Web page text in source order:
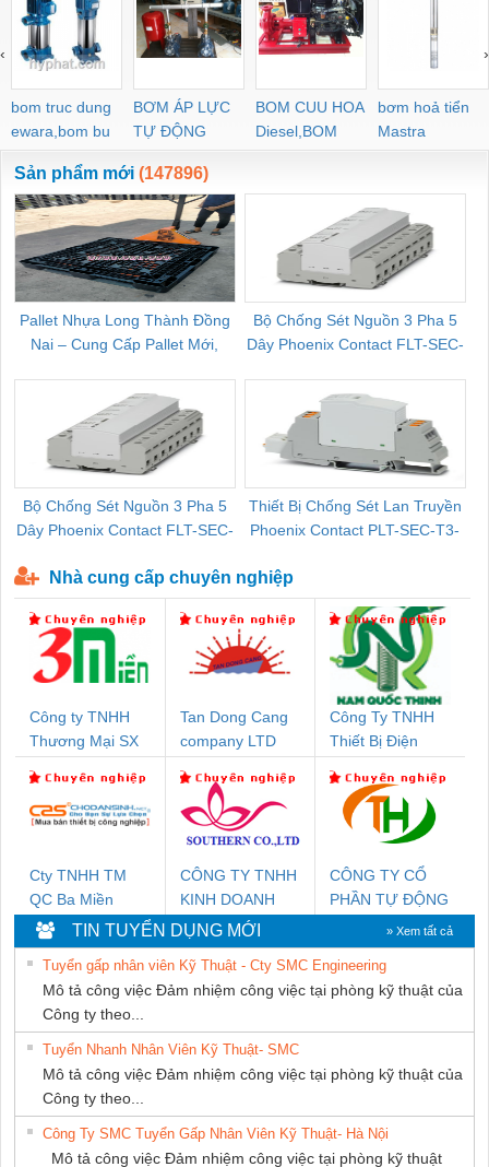
bom truc dung
ewara,bom bu
ewara
BƠM ÁP LỰC
TỰ ĐỘNG
BOM CUU HOA
Diesel,BOM
CHUA CHAY
bơm hoả tiển
Mastra
‹ ›
Sản phẩm mới (147896)
Pallet Nhựa Long Thành Đồng
Nai – Cung Cấp Pallet Mới,
Bộ Chống Sét Nguồn 3 Pha 5
Dây Phoenix Contact FLT-SEC-
Bộ Chống Sét Nguồn 3 Pha 5
Dây Phoenix Contact FLT-SEC-
Thiết Bị Chống Sét Lan Truyền
Phoenix Contact PLT-SEC-T3-
Nhà cung cấp chuyên nghiệp
Công ty TNHH
Thương Mại SX
Tan Dong Cang
company LTD
Công Ty TNHH
Thiết Bị Điện
Cty TNHH TM
QC Ba Miền
CÔNG TY TNHH
KINH DOANH
DỊCH VỤ XNK
PHƯƠNG NAM
CÔNG TY CỔ
PHẦN TỰ ĐỘNG
TIẾN HƯNG
TIN TUYỂN DỤNG MỚI » Xem tất cả
Tuyển gấp nhân viên Kỹ Thuật - Cty SMC Engineering
Mô tả công việc Đảm nhiệm công việc tại phòng kỹ thuật của
Công ty theo...
Tuyển Nhanh Nhân Viên Kỹ Thuật- SMC
Mô tả công việc Đảm nhiệm công việc tại phòng kỹ thuật của
Công ty theo...
Công Ty SMC Tuyển Gấp Nhân Viên Kỹ Thuật- Hà Nội
Mô tả công việc Đảm nhiệm công việc tại phòng kỹ thuật